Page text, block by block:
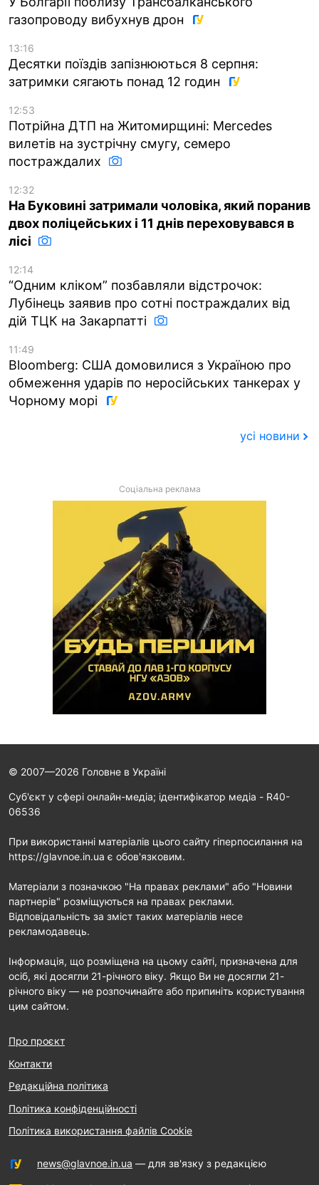
газопроводу вибухнув дрон
13:16
Десятки поїздів запізнюються 8 серпня:
затримки сягають понад 12 годин
12:53
Потрійна ДТП на Житомирщині: Mercedes
вилетів на зустрічну смугу, семеро
постраждалих
12:32
На Буковині затримали чоловіка, який поранив
двох поліцейських і 11 днів переховувався в
лісі
12:14
“Одним кліком” позбавляли відстрочок:
Лубінець заявив про сотні постраждалих від
дій ТЦК на Закарпатті
11:49
Bloomberg: США домовилися з Україною про
обмеження ударів по неросійських танкерах у
Чорному морі
усі новини
Соціальна реклама
© 2007—2026 Головне в Україні
Cуб'єкт у сфері онлайн-медіа; ідентифікатор медіа - R40-
06536
При використанні матеріалів цього сайту гіперпосилання на
https://glavnoe.in.ua є обов'язковим.
Матеріали з позначкою "На правах реклами" або "Новини
партнерів" розміщуються на правах реклами.
Відповідальність за зміст таких матеріалів несе
рекламодавець.
Інформація, що розміщена на цьому сайті, призначена для
осіб, які досягли 21-річного віку. Якщо Ви не досягли 21-
річного віку — не розпочинайте або припиніть користування
цим сайтом.
Про проєкт
Контакти
Редакційна політика
Політика конфіденційності
Політика використання файлів Cookie
news@glavnoe.in.ua — для зв'язку з редакцією